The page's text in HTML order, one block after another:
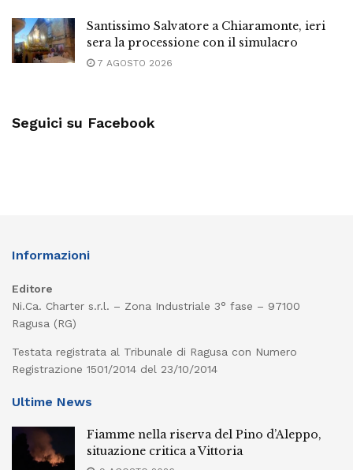
Santissimo Salvatore a Chiaramonte, ieri
sera la processione con il simulacro
7 AGOSTO 2026
Seguici su Facebook
Informazioni
Editore
Ni.Ca. Charter s.r.l. – Zona Industriale 3° fase – 97100
Ragusa (RG)
Testata registrata al Tribunale di Ragusa con Numero
Registrazione 1501/2014 del 23/10/2014
Ultime News
Fiamme nella riserva del Pino d’Aleppo,
situazione critica a Vittoria